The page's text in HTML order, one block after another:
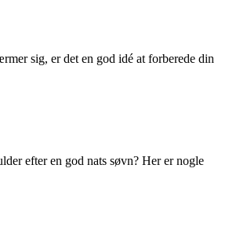
sig, er det en god idé at forberede din
efter en god nats søvn? Her er nogle